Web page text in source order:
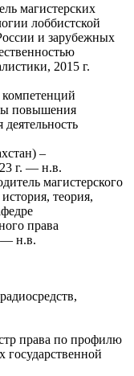
магистерских
лоббистской
и зарубежных
2015 г.
повышения
–
г. — н.в.
магистерского
теория,
права
— н.в.
права по профилю
государственной